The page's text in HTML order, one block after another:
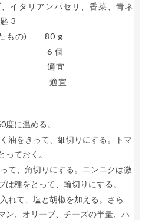
イタリアンパセリ、香菜、青ネ
3
もの) 80 g
6 個
適宜
適宜
度に温める。
油をきって、細切りにする。トマ
っておく。
て、角切りにする。ニンニクは微
は種をとって、輪切りにする。
れて、塩と胡椒を加える。さら
ン、オリーブ、チーズの半量、ハ